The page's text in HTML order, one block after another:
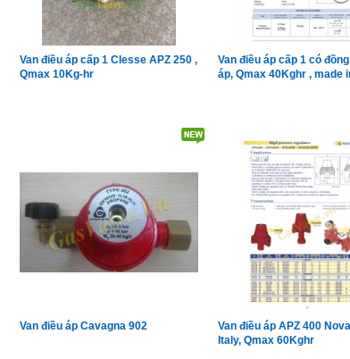
Van điều áp cấp 1 Clesse APZ 250 ,
Qmax 10Kg-hr
Van điều áp cấp 1 có
áp, Qmax 40Kghr , made
Van điều áp Cavagna 902
Van điều áp APZ 400
Italy, Qmax 60Kghr